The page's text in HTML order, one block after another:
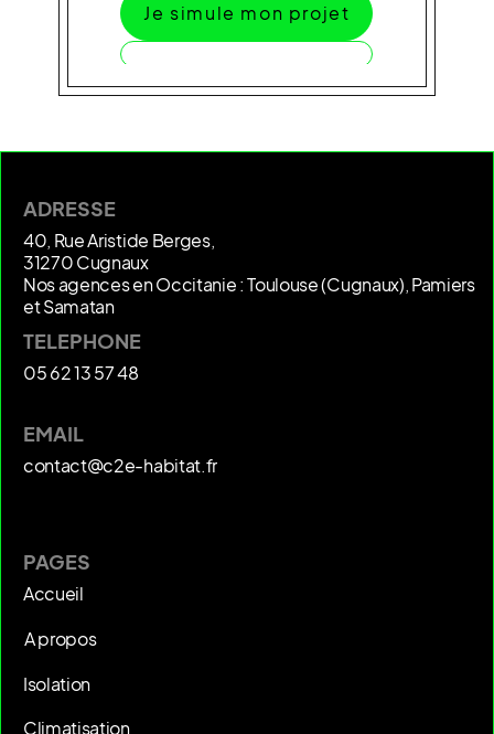
Je simule mon projet
PAGES
Accueil
A propos
Isolation
Climatisation
ADRESSE
40, Rue Aristide Berges,
31270 Cugnaux
Nos agences en Occitanie : Toulouse (Cugnaux), Pamiers
et Samatan
TELEPHONE
05 62 13 57 48
EMAIL
contact@c2e-habitat.fr